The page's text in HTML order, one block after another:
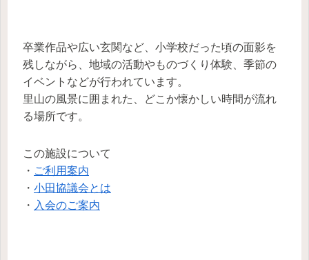
卒業作品や広い玄関など、小学校だった頃の面影を
残しながら、地域の活動やものづくり体験、季節の
イベントなどが行われています。
里山の風景に囲まれた、どこか懐かしい時間が流れ
る場所です。
この施設について
・ ご利用案内
・ 小田協議会とは
・ 入会のご案内